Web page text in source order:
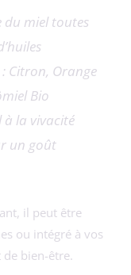
du miel toutes
: Citron, Orange
Bio
à la vivacité
un goût
il peut être
ou intégré à vos
bien-être.